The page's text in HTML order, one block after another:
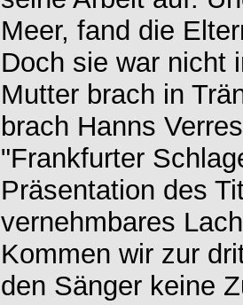
Meer, fand die
Doch sie war nicht
Mutter brach in
brach Hanns
"Frankfurter
Präsentation des
vernehmbares
Kommen wir zur
den Sänger keine